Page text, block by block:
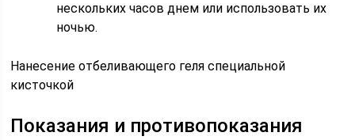
нескольких часов днем или использовать их
ночью.
Нанесение отбеливающего геля специальной
кисточкой
Показания и противопоказания